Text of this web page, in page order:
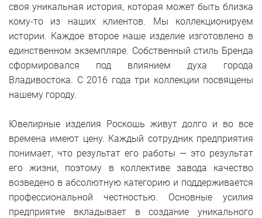
своя уникальная история, которая может быть близка
кому-то из наших клиентов. Мы коллекционируем
истории. Каждое второе наше изделие изготовлено в
единственном экземпляре. Собственный стиль Бренда
сформировался под влиянием духа города
Владивостока. С 2016 года три коллекции посвящены
нашему городу.
Ювелирные изделия Роскошь живут долго и во все
времена имеют цену. Каждый сотрудник предприятия
понимает, что результат его работы — это результат
его жизни, поэтому в коллективе завода качество
возведено в абсолютную категорию и поддерживается
профессиональной честностью. Основные усилия
предприятие вкладывает в создание уникального